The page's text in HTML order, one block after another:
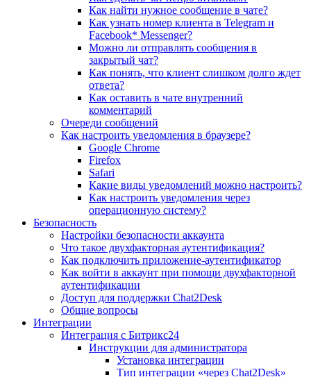
Как найти нужное сообщение в чате?
Как узнать номер клиента в Telegram и
Facebook* Messenger?
Можно ли отправлять сообщения в
закрытый чат?
Как понять, что клиент слишком долго ждет
ответа?
Как оставить в чате внутренний
комментарий
Очереди сообщений
Как настроить уведомления в браузере?
Google Chrome
Firefox
Safari
Какие виды уведомлений можно настроить?
Как настроить уведомления через
операционную систему?
Безопасность
Настройки безопасности аккаунта
Что такое двухфакторная аутентификация?
Как подключить приложение-аутентификатор
Как войти в аккаунт при помощи двухфакторной
аутентификации
Доступ для поддержки Chat2Desk
Общие вопросы
Интеграции
Интеграция с Битрикс24
Инструкции для администратора
Установка интеграции
Тип интеграции «через Chat2Desk»